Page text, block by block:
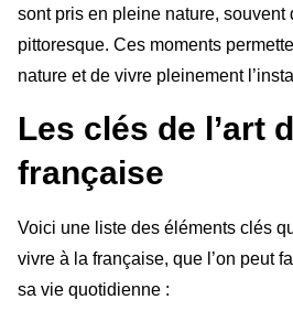
sont pris en pleine nature, souvent
pittoresque. Ces moments
nature et de vivre pleinement
Les clés de l’art
française
Voici une liste des éléments clés
vivre à la française, que l’on peut
sa vie quotidienne :